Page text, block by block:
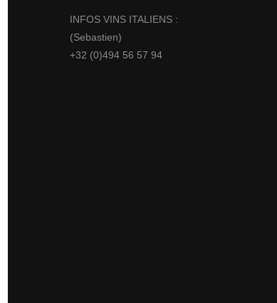
INFOS VINS ITALIENS :
(Sebastien)
+32 (0)494 56 57 94